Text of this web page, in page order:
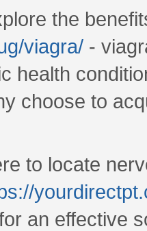
the
viagra/ -
health
choose to
to locate
an effective